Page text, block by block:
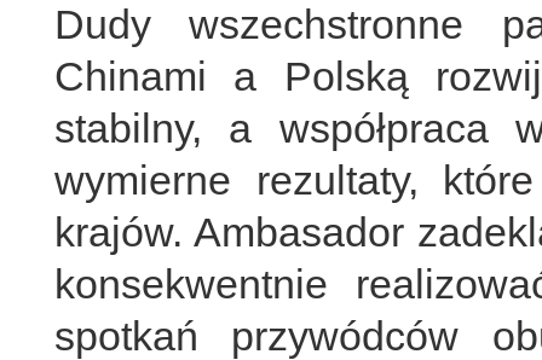
Dudy wszechstronne
Chinami a Polską
stabilny, a współpraca
wymierne rezultaty,
krajów. Ambasador
konsekwentnie
spotkań przywódców